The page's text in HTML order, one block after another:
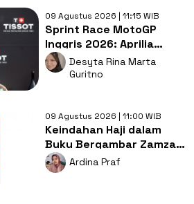
09 Agustus 2026 | 11:15 WIB
Sprint Race MotoGP
Inggris 2026: Aprilia
Tampil Dominan, Ducati
Kesulitan
Desyta Rina Marta
Guritno
09 Agustus 2026 | 11:00 WIB
Keindahan Haji dalam
Buku Bergambar Zamzam
for Everyone
Ardina Praf